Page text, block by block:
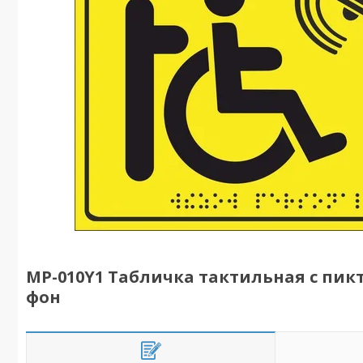
MP-010Y1 Табличка тактильная с
фон